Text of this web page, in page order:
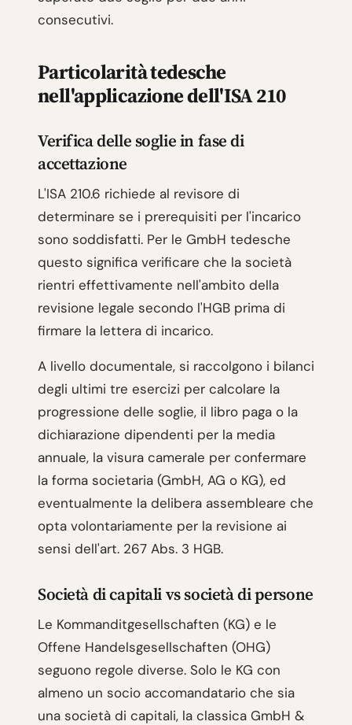
consecutivi.
Particolarità tedesche
nell'applicazione dell'ISA 210
Verifica delle soglie in fase di
accettazione
L'ISA 210.6 richiede al revisore di
determinare se i prerequisiti per l'incarico
sono soddisfatti. Per le GmbH tedesche
questo significa verificare che la società
rientri effettivamente nell'ambito della
revisione legale secondo l'HGB prima di
firmare la lettera di incarico.
A livello documentale, si raccolgono i bilanci
degli ultimi tre esercizi per calcolare la
progressione delle soglie, il libro paga o la
dichiarazione dipendenti per la media
annuale, la visura camerale per confermare
la forma societaria (GmbH, AG o KG), ed
eventualmente la delibera assembleare che
opta volontariamente per la revisione ai
sensi dell'art. 267 Abs. 3 HGB.
Società di capitali vs società di persone
Le Kommanditgesellschaften (KG) e le
Offene Handelsgesellschaften (OHG)
seguono regole diverse. Solo le KG con
almeno un socio accomandatario che sia
una società di capitali, la classica GmbH &